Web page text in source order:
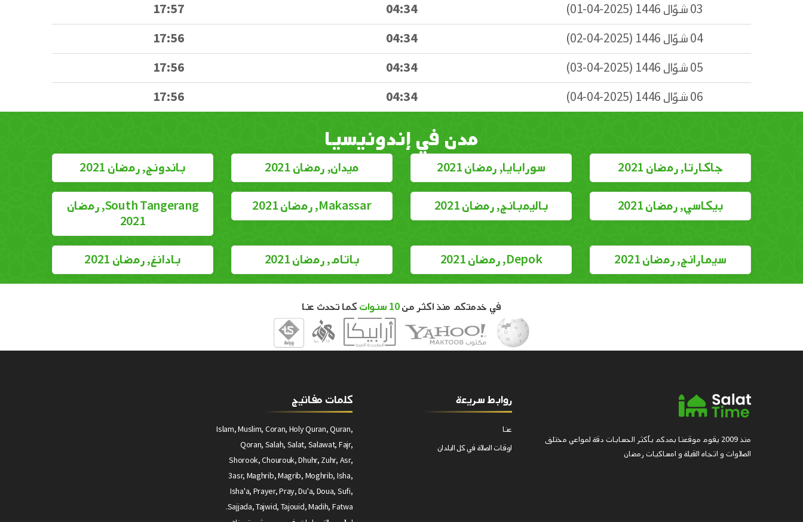
03 شوّال 1446 (2025-04-01)
04:34
17:57
04 شوّال 1446 (2025-04-02)
04:34
17:56
05 شوّال 1446 (2025-04-03)
04:34
17:56
06 شوّال 1446 (2025-04-04)
04:34
17:56
مدن في إندونيسيا
جاكارتا, رمضان 2021 سورابايا, رمضان 2021 ميدان, رمضان 2021 باندونج, رمضان 2021
بيكاسي, رمضان 2021 باليمبانج, رمضان 2021 Makassar, رمضان 2021
South Tangerang, رمضان
2021
سيمارانج, رمضان 2021 Depok, رمضان 2021 باتام, رمضان 2021 بادانغ, رمضان 2021
في خدمتكم منذ اكثر من10 سنوات كما تحدث عنا
منذ 2009 يقوم موقعنا بمدكم بأكثر الحسابات دقة لمواعي مختلف
الصلاوات و اتجاه القبلة و امساكيات رمضان
روابط سريعة
عنا
اوقات الصلاة في كل البلدان
كلمات مفاتيج
Islam, Muslim, Coran, Holy Quran, Quran,
Qoran, Salah, Salat, Salawat, Fajr,
Shorook, Chourouk, Dhuhr, Zuhr, Asr,
3asr, Maghrib, Magrib, Moghrib, Isha,
Isha'a, Prayer, Pray, Du'a, Doua, Sufi,
Sajjada, Tajwid, Tajouid, Madih, Fatwa.